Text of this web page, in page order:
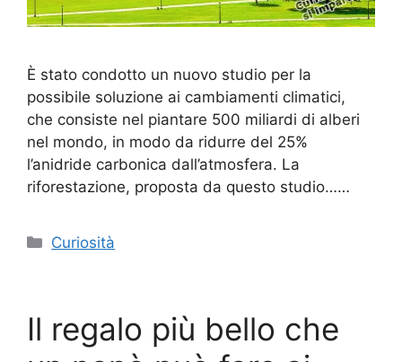
È stato condotto un nuovo studio per la
possibile soluzione ai cambiamenti climatici,
che consiste nel piantare 500 miliardi di alberi
nel mondo, in modo da ridurre del 25%
l’anidride carbonica dall’atmosfera. La
riforestazione, proposta da questo studio……
Categorie
Curiosità
Il regalo più bello che